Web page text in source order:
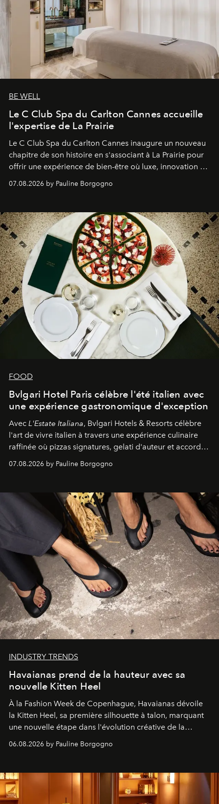
BE WELL
Le C Club Spa du Carlton Cannes accueille
l'expertise de La Prairie
Le C Club Spa du Carlton Cannes inaugure un nouveau
chapitre de son histoire en s'associant à La Prairie pour
offrir une expérience de bien-être où luxe, innovation et
expertise se rencontrent.
07.08.2026 by Pauline Borgogno
FOOD
Bvlgari Hotel Paris célèbre l'été italien avec
une expérience gastronomique d'exception
Avec L'Estate Italiana, Bvlgari Hotels & Resorts célèbre
l'art de vivre italien à travers une expérience culinaire
raffinée où pizzas signatures, gelati d'auteur et accords
d'exception composent un véritable voyage sensoriel.
07.08.2026 by Pauline Borgogno
INDUSTRY TRENDS
Havaianas prend de la hauteur avec sa
nouvelle Kitten Heel
À la Fashion Week de Copenhague, Havaianas dévoile
la Kitten Heel, sa première silhouette à talon, marquant
une nouvelle étape dans l'évolution créative de la
06.08.2026 by Pauline Borgogno